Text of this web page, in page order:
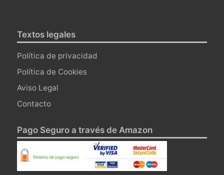
Textos legales
Política de privacidad
Política de Cookies
Aviso Legal
Contacto
Pago Seguro a través de Amazon